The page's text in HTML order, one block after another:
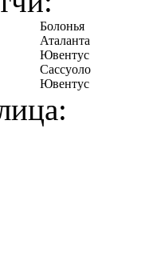
Болонья
Аталанта
Ювентус
Сассуоло
Ювентус